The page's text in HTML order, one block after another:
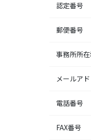
認定番号
郵便番号
事務所所
メールア
電話番号
FAX番号